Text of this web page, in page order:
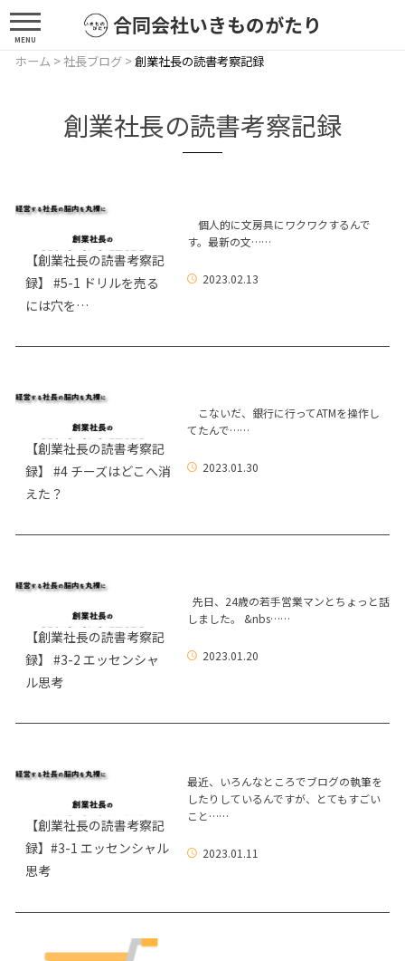
合同会社いきものがたり
MENU
ホーム >社長ブログ>創業社長の読書考察記録
創業社長の読書考察記録
【創業社長の読書考察記
録】 #5-1 ドリルを売る
には穴を…
個人的に文房具にワクワクするんで
す。最新の文……
2023.02.13
【創業社長の読書考察記
録】 #4 チーズはどこへ消
えた？
こないだ、銀行に行ってATMを操作し
てたんで……
2023.01.30
【創業社長の読書考察記
録】 #3-2 エッセンシャ
ル思考
先日、24歳の若手営業マンとちょっと話
しました。 &nbs……
2023.01.20
【創業社長の読書考察記
録】#3-1 エッセンシャル
思考
最近、いろんなところでブログの執筆を
したりしているんですが、とてもすごい
こと……
2023.01.11